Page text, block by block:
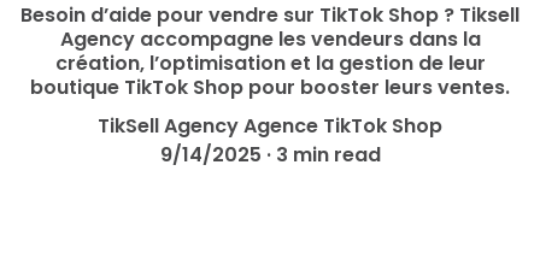
Besoin d’aide pour vendre sur TikTok Shop ? Tiksell
Agency accompagne les vendeurs dans la
création, l’optimisation et la gestion de leur
boutique TikTok Shop pour booster leurs ventes.
TikSell Agency Agence TikTok Shop
9/14/2025
3 min read